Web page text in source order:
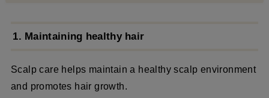
1. Maintaining healthy hair
Scalp care helps maintain a healthy scalp environment
and promotes hair growth.